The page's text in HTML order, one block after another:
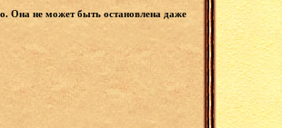
Она не может быть остановлена даже